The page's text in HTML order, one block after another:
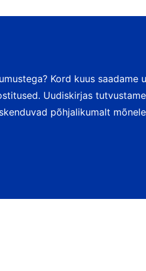
Kord kuus saadame
Uudiskirjas
põhjalikumalt